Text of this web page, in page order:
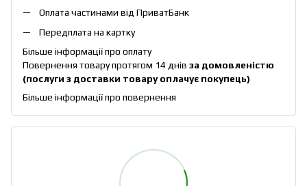
Оплата частинами від ПриватБанк
Передплата на картку
Більше інформації про оплату
Повернення товару протягом 14 днів за домовленістю
(послуги з доставки товару оплачує покупець)
Більше інформації про повернення